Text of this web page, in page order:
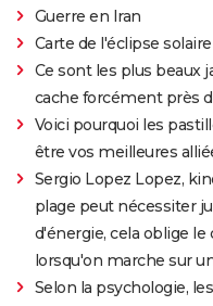
Guerre en Iran
Carte de l'éclipse
Ce sont les plus beaux
cache forcément près
Voici pourquoi les
être vos meilleures
Sergio Lopez Lopez,
plage peut nécessiter
d'énergie, cela oblige le
lorsqu'on marche sur
Selon la psychologie,